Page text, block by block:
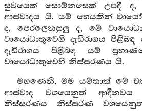
සුවයෙක් සොම්නසෙක් උපදී ද,
ආස්වාදය යි. යම් හෙයකින්
ද, පෙරලෙනසුලු ද, මේ
වායෝධාතුවෙහි දැඩිරාගය
දැඩිරාගය පිළිබඳ යම්
වායෝධාතුවෙහි නිස්සරණය යි.
මහණෙනි, මම යම්තාක් මේ
ආස්වාද වශයෙනුත්
නිස්සරණය නිස්සරණ